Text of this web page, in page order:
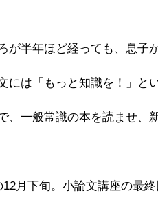
が半年ほど経っても、息子
には「もっと知識を！」と
、一般常識の本を読ませ、
12月下旬。小論文講座の最